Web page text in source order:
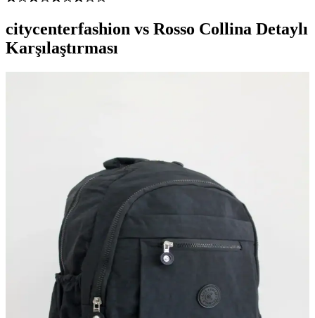
citycenterfashion vs Rosso Collina Detaylı
Karşılaştırması